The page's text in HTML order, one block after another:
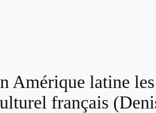
Amérique latine
français